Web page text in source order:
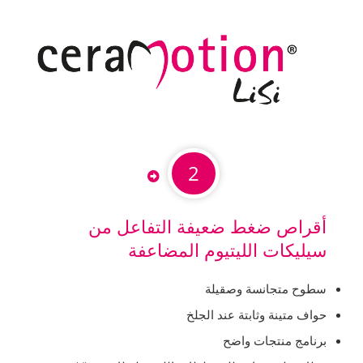
2
أقراص ضغط ضعيفة التفاعل من
سيليكات الليتيوم المضاعفة
سطوح متجانسة وصقيلة
حواف متينة وثابتة عند الجلخ
برنامج منتجات واضح